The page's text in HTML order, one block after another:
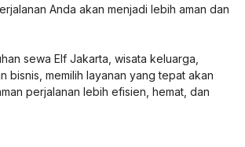
Anda akan menjadi lebih aman dan
sewa Elf Jakarta, wisata keluarga,
bisnis, memilih layanan yang tepat akan
perjalanan lebih efisien, hemat, dan